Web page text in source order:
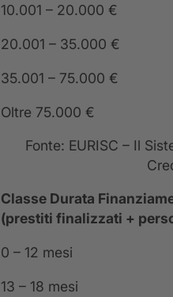
10.001 – 20.000 €
20.001 – 35.000 €
35.001 – 75.000 €
Oltre 75.000 €
Fonte: EURISC – Il
Classe Durata
(prestiti finalizzati +
0 – 12 mesi
13 – 18 mesi